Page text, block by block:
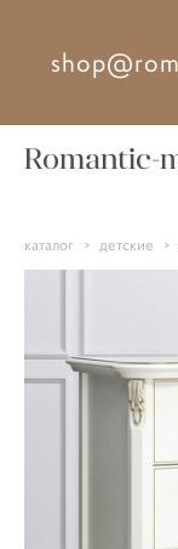
Romantic-
каталог > детские >